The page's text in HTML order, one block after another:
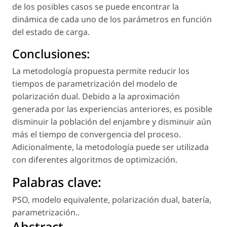
de los posibles casos se puede encontrar la
dinámica de cada uno de los parámetros en función
del estado de carga.
Conclusiones:
La metodología propuesta permite reducir los
tiempos de parametrización del modelo de
polarización dual. Debido a la aproximación
generada por las experiencias anteriores, es posible
disminuir la población del enjambre y disminuir aún
más el tiempo de convergencia del proceso.
Adicionalmente, la metodología puede ser utilizada
con diferentes algoritmos de optimización.
Palabras clave:
PSO, modelo equivalente, polarización dual, batería,
parametrización..